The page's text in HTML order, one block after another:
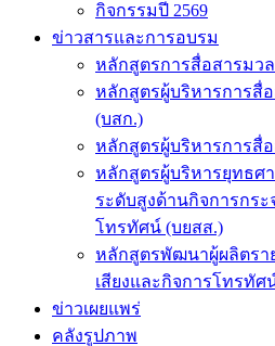
กิจกรรมปี 2569
ข่าวสารและการอบรม
หลักสูตรการสื่อสารมว
หลักสูตรผู้บริหารการสื่
(บสก.)
หลักสูตรผู้บริหารการสื่
หลักสูตรผู้บริหารยุทธศ
ระดับสูงด้านกิจการกระ
โทรทัศน์ (บยสส.)
หลักสูตรพัฒนาผู้ผลิตรา
เสียงและกิจการโทรทัศน์
ข่าวเผยแพร่
คลังรูปภาพ